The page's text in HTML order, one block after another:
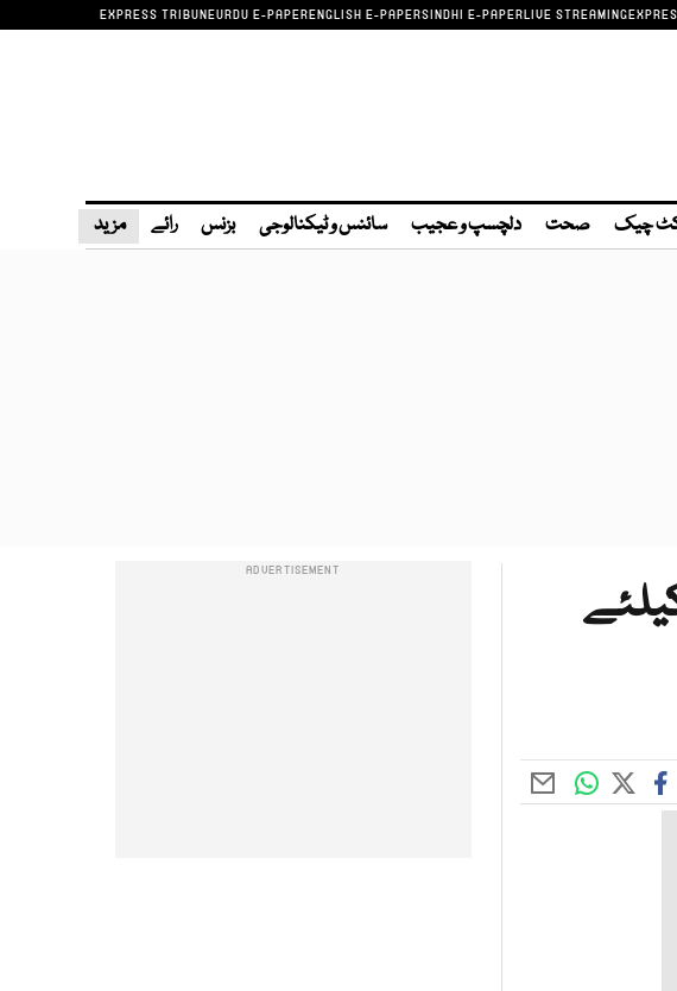
EXPRESS TRIBUNEURDU E-PAPERENGLISH E-PAPERSINDHI E-PAPERLIVE STREAMING
چیک صحت دلچسپ و عجیب سائنس و ٹیکنالوجی بزنس رائے مزید